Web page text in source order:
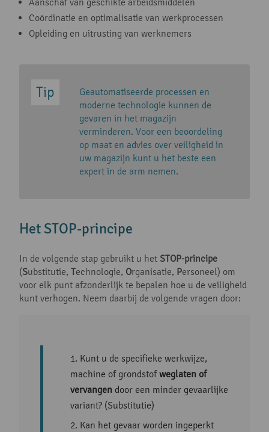
Coördinatie en optimalisatie van werkprocessen
Opleiding en uitrusting van werknemers
Geautomatiseerde processen en
moderne technologie kunnen de
gevaren in het magazijn
verminderen. Voor een beoordeling
op maat en advies over veiligheid in
uw magazijn kunt u het beste een
expert in de arm nemen.
Het STOP-principe
In de volgende stap gebruikt u het STOP-principe
(Substitutie, Technologie, Organisatie, Personeel) om
voor elk punt afzonderlijk te bepalen hoe u de veiligheid
kunt verhogen. Neem daarbij de volgende vragen door:
Kunt u de specifieke werkwijze,
machine of grondstofweglaten of
vervangen door een minder gevaarlijke
variant? (Substitutie)
Kan het gevaar worden ingeperkt